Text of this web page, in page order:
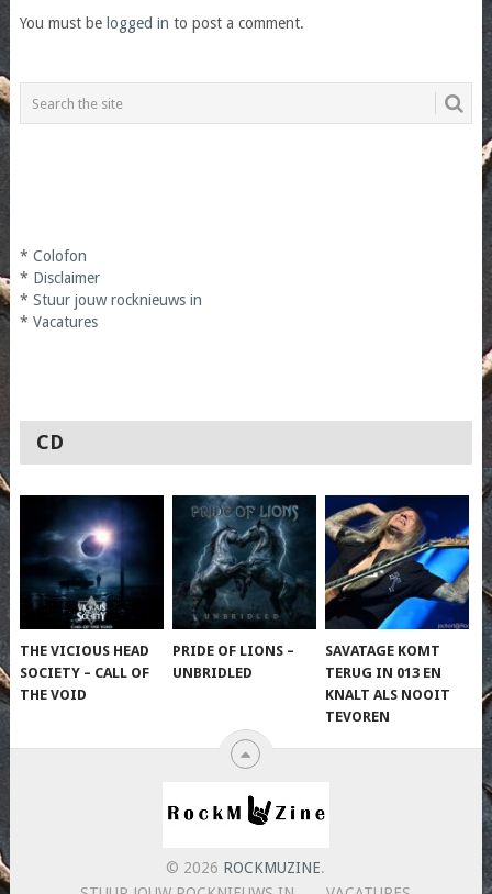
You must be logged in to post a comment.
* Colofon
* Disclaimer
* Stuur jouw rocknieuws in
* Vacatures
CD
THE VICIOUS HEAD
SOCIETY – CALL OF
THE VOID
PRIDE OF LIONS –
UNBRIDLED
SAVATAGE KOMT
TERUG IN 013 EN
KNALT ALS NOOIT
TEVOREN
© 2026 ROCKMUZINE.